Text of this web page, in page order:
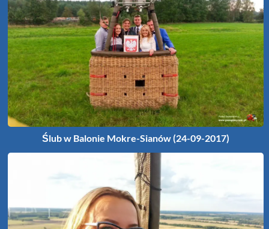
Ślub w Balonie Mokre-Sianów (24-09-2017)